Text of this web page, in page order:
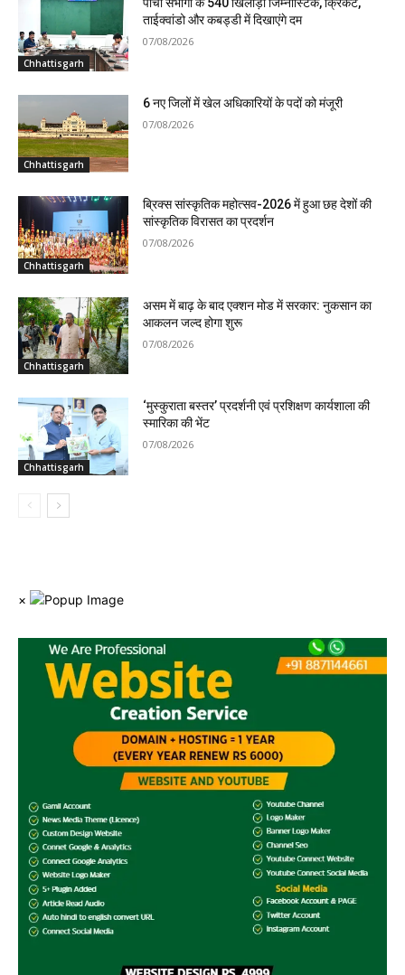
Chhattisgarh
ताईक्वांडो और कबड्डी में दिखाएंगे दम
07/08/2026
Chhattisgarh
6 नए जिलों में खेल अधिकारियों के पदों को मंजूरी
07/08/2026
Chhattisgarh
ब्रिक्स सांस्कृतिक महोत्सव-2026 में हुआ छह देशों की
सांस्कृतिक विरासत का प्रदर्शन
07/08/2026
Chhattisgarh
असम में बाढ़ के बाद एक्शन मोड में सरकार: नुकसान का
आकलन जल्द होगा शुरू
07/08/2026
Chhattisgarh
‘मुस्कुराता बस्तर’ प्रदर्शनी एवं प्रशिक्षण कार्यशाला की
स्मारिका की भेंट
07/08/2026
×